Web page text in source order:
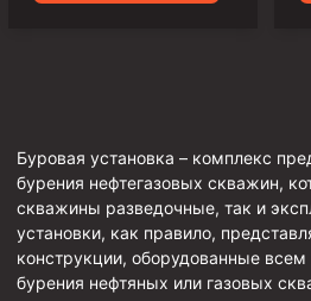
Муфта БТС 178
Муфта БТС 168
Муфта ОТТМ 127
Муфта БТС 146
Буровая установка – комплекс
бурения нефтегазовых скважин,
скважины разведочные, так и
установки, как правило,
конструкции, оборудованные
бурения нефтяных или газовых